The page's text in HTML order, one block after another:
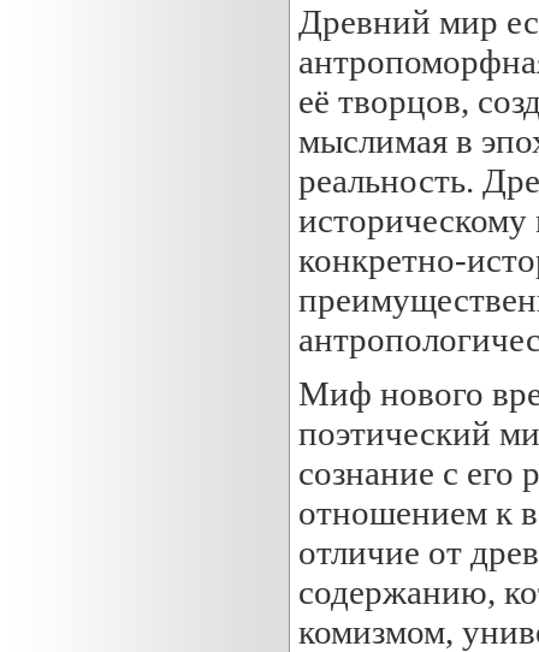
Древний мир
её творцов,
мыслимая в
реальность.
конкретно-
Миф нового
поэтический
сознание с его
отношением к
отличие от
содержанию,
комизмом,